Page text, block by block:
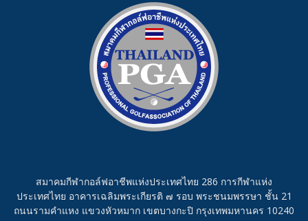
สมาคมกีฬากอล์ฟอาชีพแห่งประเทศไทย 286 การกีฬาแห่ง
ประเทศไทย อาคารเฉลิมพระเกียรติ ๗ รอบ พระชนมพรรษา ชั้น 21
ถนนรามคำแหง แขวงหัวหมาก เขตบางกะปิ กรุงเทพมหานคร 10240